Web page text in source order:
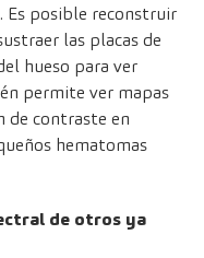
Es posible reconstruir
las placas de
hueso para ver
permite ver mapas
de contraste en
hematomas
de otros ya